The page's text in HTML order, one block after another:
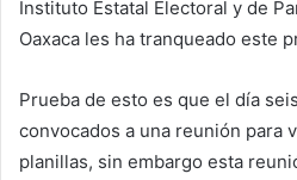
Instituto Estatal Electoral y de
Oaxaca les ha tranqueado este
Prueba de esto es que el día
convocados a una reunión para
planillas, sin embargo esta